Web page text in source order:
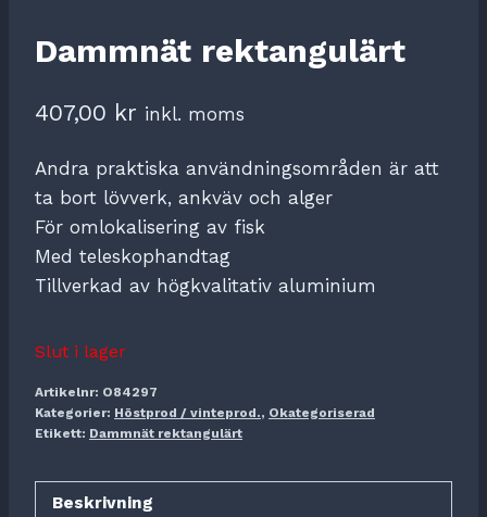
Dammnät rektangulärt
407,00 kr inkl. moms
Andra praktiska användningsområden är att
ta bort lövverk, ankväv och alger
För omlokalisering av fisk
Med teleskophandtag
Tillverkad av högkvalitativ aluminium
Slut i lager
Artikelnr: O84297
Kategorier: Höstprod / vinteprod., Okategoriserad
Etikett: Dammnät rektangulärt
Beskrivning